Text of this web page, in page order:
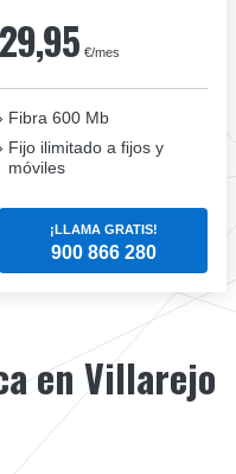
29,95 €/mes
Fibra 600 Mb
Fijo ilimitado a fijos y
móviles
¡LLAMA GRATIS!
900 866 280
en Villarejo